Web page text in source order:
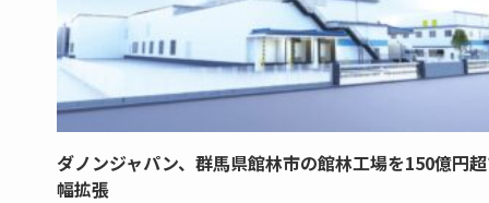
ダノンジャパン、群馬県館林市の館林工場を150億円
幅拡張